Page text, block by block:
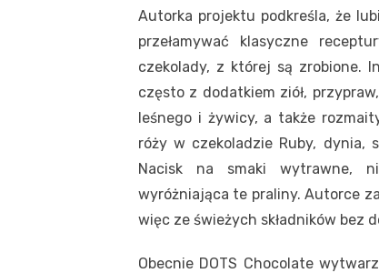
Autorka projektu podkreśla, że
przełamywać klasyczne
czekolady, z której są zrobione.
często z dodatkiem ziół,
leśnego i żywicy, a także
róży w czekoladzie Ruby, dynia,
Nacisk na smaki wytrawne,
wyróżniająca te praliny. Autorce
więc ze świeżych składników bez
Obecnie DOTS Chocolate